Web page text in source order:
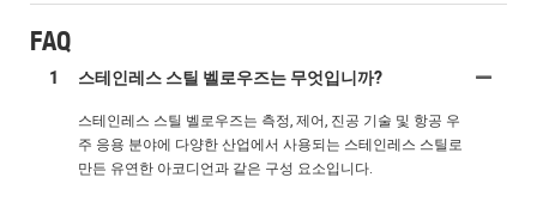
FAQ
1 스테인레스 스틸 벨로우즈는 무엇입니까?
스테인레스 스틸 벨로우즈는 측정, 제어, 진공 기술 및 항공 우
주 응용 분야에 다양한 산업에서 사용되는 스테인레스 스틸로
만든 유연한 아코디언과 같은 구성 요소입니다.